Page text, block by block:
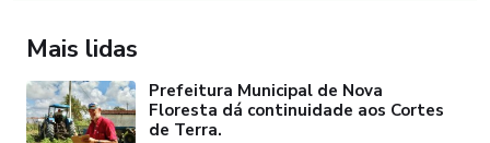
Mais lidas
Prefeitura Municipal de Nova
Floresta dá continuidade aos Cortes
de Terra.